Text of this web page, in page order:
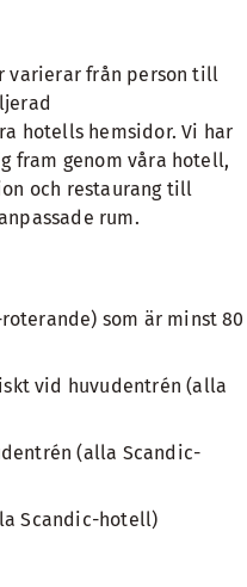
varierar från person till
hotells hemsidor. Vi har
fram genom våra hotell,
och restaurang till
rum.
som är minst 80
vid huvudentrén (alla
(alla Scandic-
Scandic-hotell)